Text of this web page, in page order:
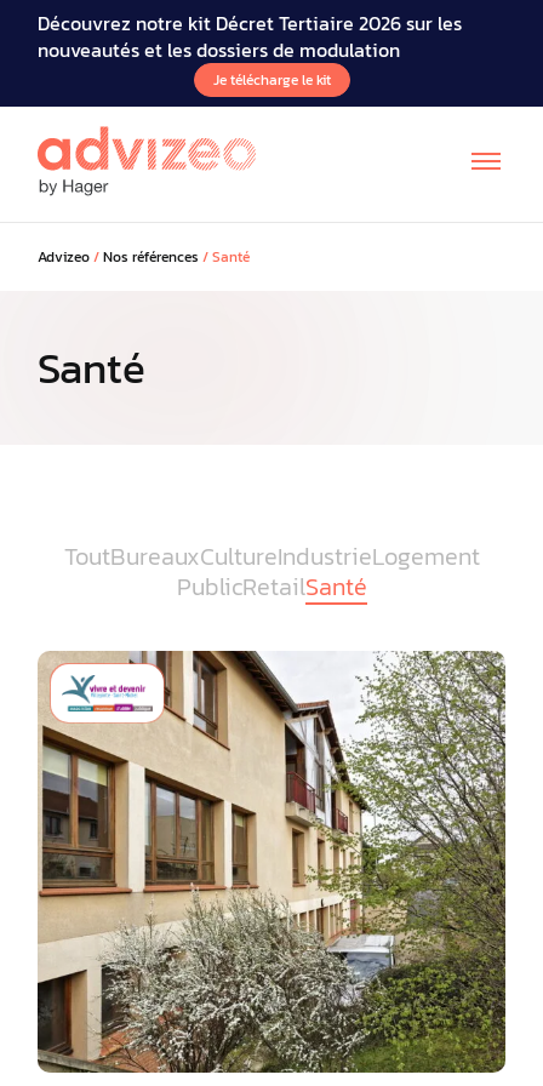
Découvrez notre kit Décret Tertiaire 2026 sur les
nouveautés et les dossiers de modulation
Je télécharge le kit
Advizeo/Nos références /Santé
Santé
ToutBureauxCultureIndustrieLogement
PublicRetailSanté